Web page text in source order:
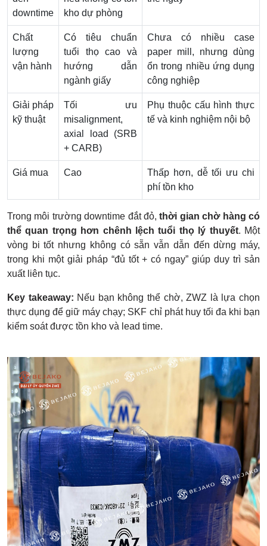
downtime
kho dự phòng
Chất
lượng
vận hành
Có tiêu chuẩn
tuổi thọ cao và
hướng dẫn
ngành giấy
Chưa có nhiều case
paper mill, nhưng dùng
ổn trong nhiều ứng dụng
công nghiệp
Giải pháp
kỹ thuật
Tối ưu
misalignment,
axial load (SRB
+ CARB)
Phụ thuộc cấu hình thực
tế và kinh nghiệm nội bộ
Giá mua Cao
Thấp hơn, dễ tối ưu chi
phí tồn kho
Trong môi trường downtime đắt đỏ,thời gian chờ hàng có
thể quan trọng hơn chênh lệch tuổi thọ lý thuyết. Một
vòng bi tốt nhưng không có sẵn vẫn dẫn đến dừng máy,
trong khi một giải pháp “đủ tốt + có ngay” giúp duy trì sản
xuất liên tục.
Key takeaway: Nếu bạn không thể chờ, ZWZ là lựa chọn
thực dụng để giữ máy chạy; SKF chỉ phát huy tối đa khi bạn
kiểm soát được tồn kho và lead time.